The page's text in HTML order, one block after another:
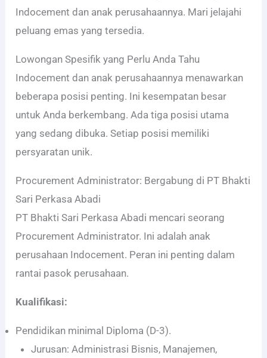
Indocement dan anak perusahaannya. Mari jelajahi
peluang emas yang tersedia.
Lowongan Spesifik yang Perlu Anda Tahu
Indocement dan anak perusahaannya menawarkan
beberapa posisi penting. Ini kesempatan besar
untuk Anda berkembang. Ada tiga posisi utama
yang sedang dibuka. Setiap posisi memiliki
persyaratan unik.
Procurement Administrator: Bergabung di PT Bhakti
Sari Perkasa Abadi
PT Bhakti Sari Perkasa Abadi mencari seorang
Procurement Administrator. Ini adalah anak
perusahaan Indocement. Peran ini penting dalam
rantai pasok perusahaan.
Kualifikasi:
Pendidikan minimal Diploma (D-3).
Jurusan: Administrasi Bisnis, Manajemen,